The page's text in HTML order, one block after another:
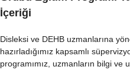
İçeriği
Disleksi ve DEHB uzmanlarına
hazırladığımız kapsamlı
programımız, uzmanların bilgi ve